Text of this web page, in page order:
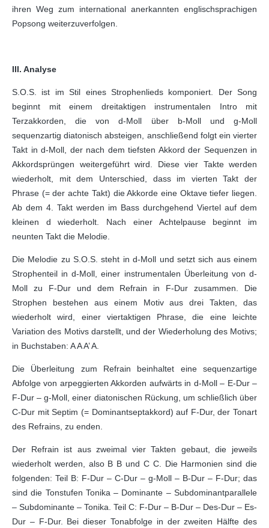
ihren Weg zum international anerkannten englischsprachigen
Popsong weiterzuverfolgen.
III. Analyse
S.O.S. ist im Stil eines Strophenlieds komponiert. Der Song
beginnt mit einem dreitaktigen instrumentalen Intro mit
Terzakkorden, die von d-Moll über b-Moll und g-Moll
sequenzartig diatonisch absteigen, anschließend folgt ein vierter
Takt in d-Moll, der nach dem tiefsten Akkord der Sequenzen in
Akkordsprüngen weitergeführt wird. Diese vier Takte werden
wiederholt, mit dem Unterschied, dass im vierten Takt der
Phrase (= der achte Takt) die Akkorde eine Oktave tiefer liegen.
Ab dem 4. Takt werden im Bass durchgehend Viertel auf dem
kleinen d wiederholt. Nach einer Achtelpause beginnt im
neunten Takt die Melodie.
Die Melodie zu S.O.S. steht in d-Moll und setzt sich aus einem
Strophenteil in d-Moll, einer instrumentalen Überleitung von d-
Moll zu F-Dur und dem Refrain in F-Dur zusammen. Die
Strophen bestehen aus einem Motiv aus drei Takten, das
wiederholt wird, einer viertaktigen Phrase, die eine leichte
Variation des Motivs darstellt, und der Wiederholung des Motivs;
in Buchstaben: A A A’ A.
Die Überleitung zum Refrain beinhaltet eine sequenzartige
Abfolge von arpeggierten Akkorden aufwärts in d-Moll – E-Dur –
F-Dur – g-Moll, einer diatonischen Rückung, um schließlich über
C-Dur mit Septim (= Dominantseptakkord) auf F-Dur, der Tonart
des Refrains, zu enden.
Der Refrain ist aus zweimal vier Takten gebaut, die jeweils
wiederholt werden, also B B und C C. Die Harmonien sind die
folgenden: Teil B: F-Dur – C-Dur – g-Moll – B-Dur – F-Dur; das
sind die Tonstufen Tonika – Dominante – Subdominantparallele
– Subdominante – Tonika. Teil C: F-Dur – B-Dur – Des-Dur – Es-
Dur – F-Dur. Bei dieser Tonabfolge in der zweiten Hälfte des